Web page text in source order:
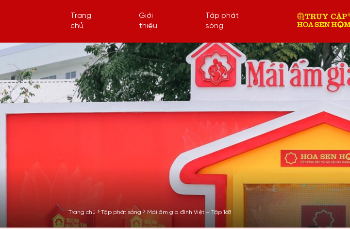
Trang
chủ
Giới
thiệu
Tập phát
sóng
Trang chủ Tập phát sóng Mái ấm gia đình Việt – Tập 168